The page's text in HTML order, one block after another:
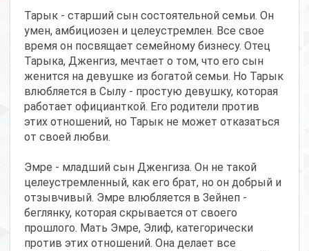
Тарык - старший сын состоятельной семьи. Он
умен, амбициозен и целеустремлен. Все свое
время он посвящает семейному бизнесу. Отец
Тарыка, Дженгиз, мечтает о том, что его сын
женится на девушке из богатой семьи. Но Тарык
влюбляется в Сылу - простую девушку, которая
работает официанткой. Его родители против
этих отношений, но Тарык не может отказаться
от своей любви.
Эмре - младший сын Дженгиза. Он не такой
целеустремленный, как его брат, но он добрый и
отзывчивый. Эмре влюбляется в Зейнеп -
беглянку, которая скрывается от своего
прошлого. Мать Эмре, Элиф, категорически
против этих отношений. Она делает все